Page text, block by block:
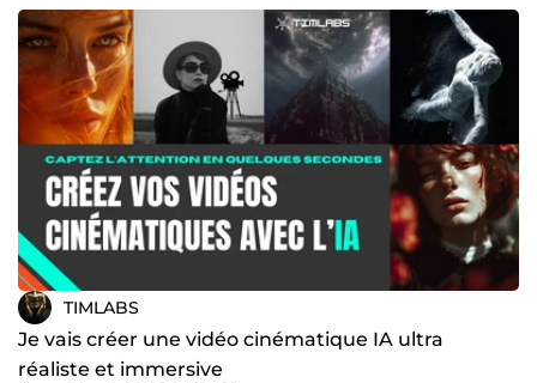
TIMLABS
Je vais créer une vidéo cinématique IA ultra
réaliste et immersive